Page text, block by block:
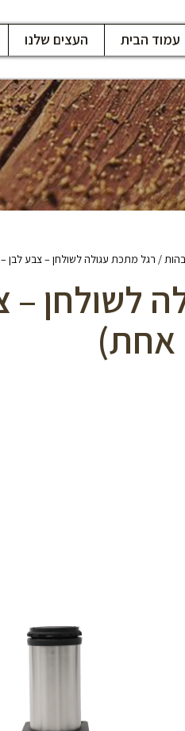
עמוד הבית העצים שלנו
/ רגל מתכת עגולה לשולחן – צבע לבן – גובה 71 ס”מ
לשולחן –